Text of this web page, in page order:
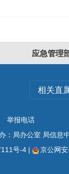
应急管理
相关直
举报电话
：局办公室 局信息
号-4 | 京公网